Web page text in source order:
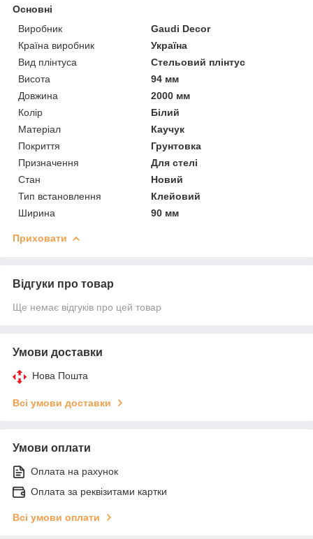
Основні
Виробник
Gaudi Decor
Країна виробник
Україна
Вид плінтуса
Стельовий плінтус
Висота
94 мм
Довжина
2000 мм
Колір
Білий
Матеріал
Каучук
Покриття
Грунтовка
Призначення
Для стелі
Стан
Новий
Тип встановлення
Клейовий
Ширина
90 мм
Приховати
Відгуки про товар
Ще немає відгуків про цей товар
Умови доставки
Нова Пошта
Всі умови доставки
Умови оплати
Оплата на рахунок
Оплата за реквізитами картки
Всі умови оплати